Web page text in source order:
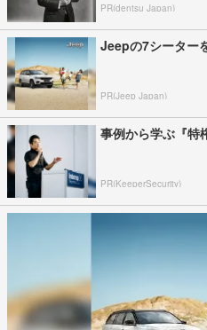
PR(dentsu Japan)
Jeepの7シーター
PR(Jeep Japan)
事例から学ぶ『特
PR(KeeperSecurity)